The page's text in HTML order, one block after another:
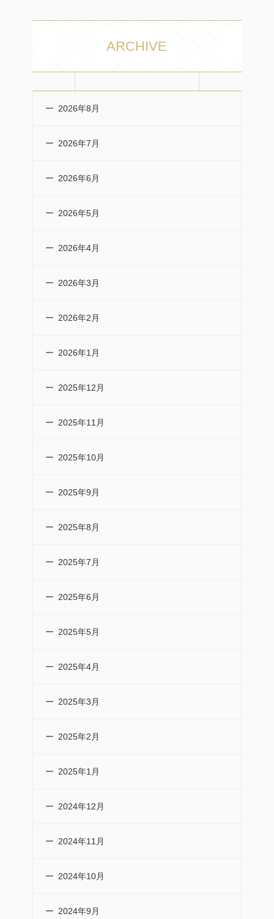
ARCHIVE
2026年8月
2026年7月
2026年6月
2026年5月
2026年4月
2026年3月
2026年2月
2026年1月
2025年12月
2025年11月
2025年10月
2025年9月
2025年8月
2025年7月
2025年6月
2025年5月
2025年4月
2025年3月
2025年2月
2025年1月
2024年12月
2024年11月
2024年10月
2024年9月